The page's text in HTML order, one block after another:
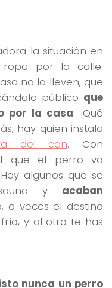
la situación en
por la calle.
no la lleven, que
público que
por la casa. ¡Qué
hay quien instala
del can. Con
que el perro va
algunos que se
y acaban
a veces el destino
y al otro te has
nunca un perro